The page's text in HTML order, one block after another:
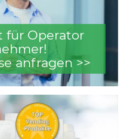
für Operator
anfragen >>